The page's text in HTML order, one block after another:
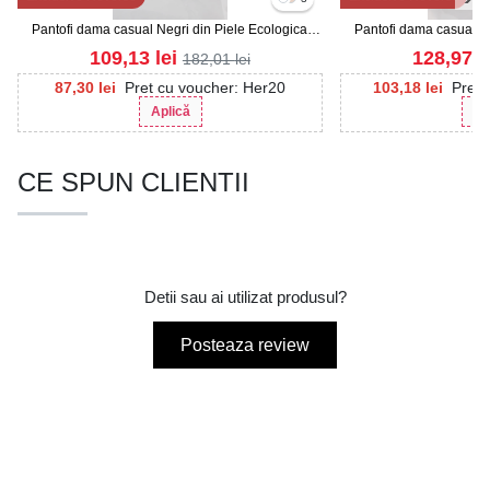
Pantofi dama casual Negri din Piele Ecologica
Lacuita Seena3
87,30 lei Pret cu voucher: Her20
Aplică
109,13 lei 182,01lei
Pantofi dama casual
103,18 lei Pret
128,97
CE SPUN CLIENTII
Detii sau ai utilizat produsul?
Posteaza review